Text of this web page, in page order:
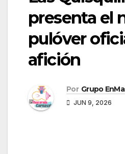
presenta el
pulóver
afición
Por Grupo
JUN 9, 2026